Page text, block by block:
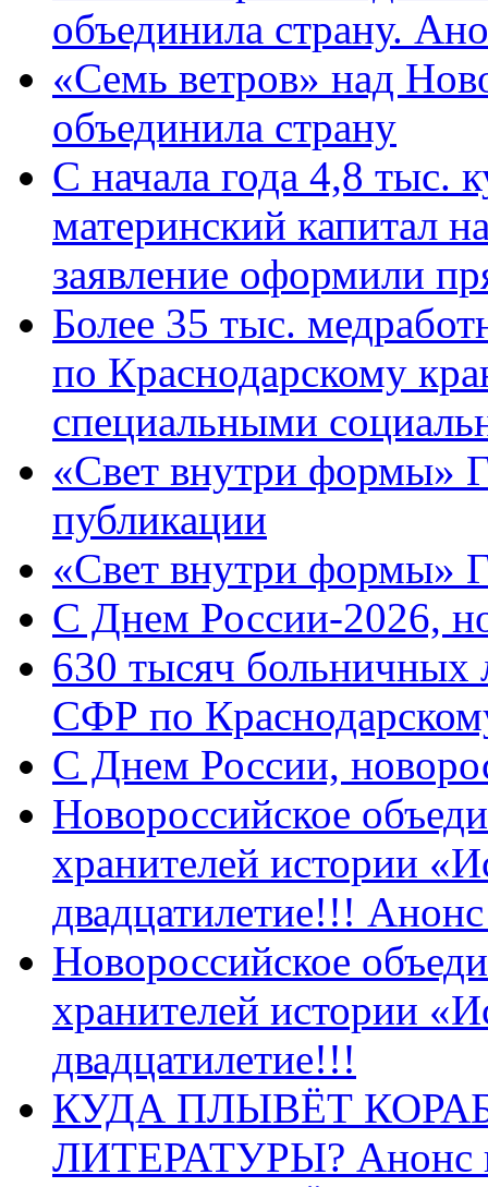
объединила страну.
«Семь ветров» над
объединила страну
С начала года 4,8 тыс.
материнский капитал
заявление оформили
Более 35 тыс.
по Краснодарскому
специальными
«Свет внутри формы»
публикации
«Свет внутри формы»
C Днем России-2026,
630 тысяч больничных
СФР по
C Днем России,
Новороссийское
хранителей истории
двадцатилетие!!!
Новороссийское
хранителей истории
двадцатилетие!!!
КУДА ПЛЫВЁТ
ЛИТЕРАТУРЫ? Анонс